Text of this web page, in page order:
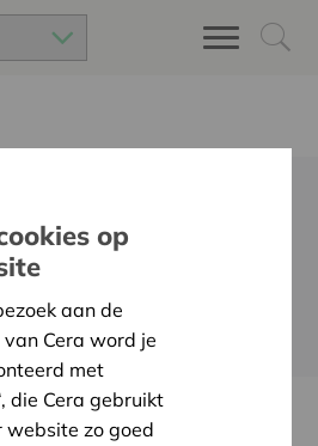
je water te
op
aan de
Cera word je
met
die Cera gebruikt
website zo goed